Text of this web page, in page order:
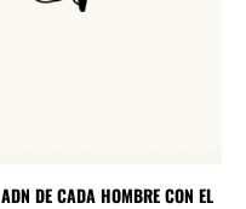
DE CADA HOMBRE CON EL